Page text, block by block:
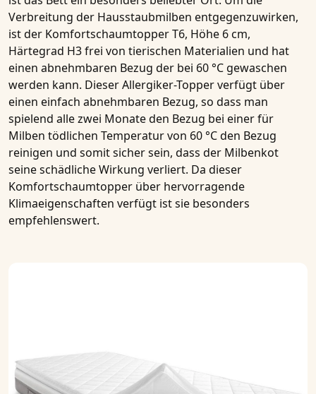
Verbreitung der Hausstaubmilben entgegenzuwirken,
ist der Komfortschaumtopper T6, Höhe 6 cm,
Härtegrad H3frei von tierischen Materialien und hat
einen abnehmbaren Bezug der bei 60 °C gewaschen
werden kann. DieserAllergiker-Topperverfügt über
einen einfach abnehmbaren Bezug, so dass man
spielend alle zwei Monate den Bezug bei einer für
Milben tödlichen Temperatur von 60 °C den Bezug
reinigen und somit sicher sein, dass der Milbenkot
seine schädliche Wirkung verliert. Da dieser
Komfortschaumtopper über hervorragende
Klimaeigenschaften verfügt ist sie besonders
empfehlenswert.